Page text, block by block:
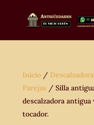
Inicio/
Parejas / Silla
descalzadora
tocador.